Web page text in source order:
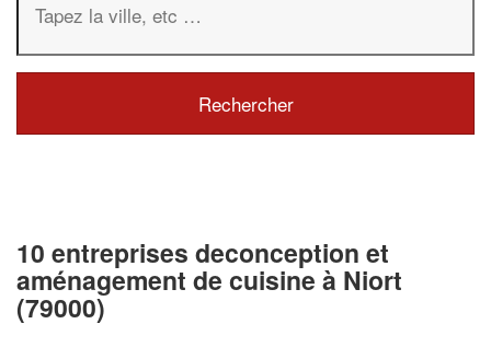
10 entreprises deconception et
aménagement de cuisine à Niort
(79000)